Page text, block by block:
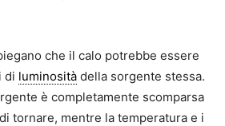
che il calo potrebbe essere
di luminosità della sorgente stessa.
è completamente scomparsa
tornare, mentre la temperatura e i